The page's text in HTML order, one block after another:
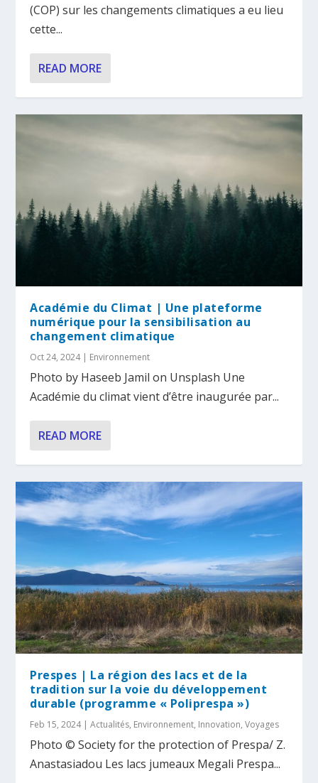
(COP) sur les changements climatiques a eu lieu
cette...
READ MORE
Académie du Climat | Une plateforme
numérique pour la sensibilisation au
changement climatique
Oct 24, 2024| Environnement
Photo by Haseeb Jamil on Unsplash Une
Académie du climat vient d’être inaugurée par...
READ MORE
Prespes | La région des lacs et de la
tradition sur la voie du développement
durable (programme « Poliprespa »)
Feb 15, 2024|Actualités, Environnement, Innovation,Voyages
Photo © Society for the protection of Prespa/ Z.
Anastasiadou Les lacs jumeaux Megali Prespa...